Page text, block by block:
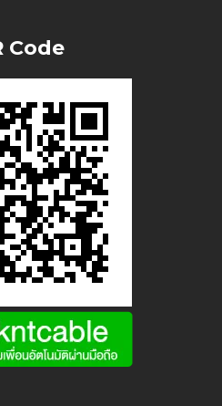
Code